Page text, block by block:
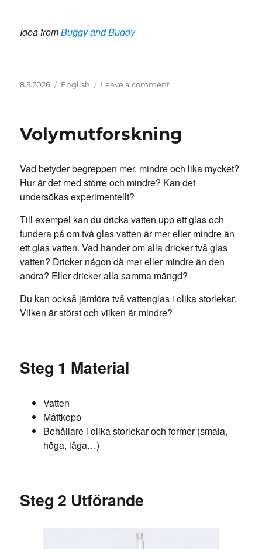
Idea fromBuggy and Buddy
Posted
8.5.2026 Categories
English Leave a commenton
hear
outside?
Volymutforskning
Vad betyder begreppen mer, mindre och lika mycket?
Hur är det med större och mindre? Kan det
undersökas experimentellt?
Till exempel kan du dricka vatten upp ett glas och
fundera på om två glas vatten är mer eller mindre än
ett glas vatten. Vad händer om alla dricker två glas
vatten? Dricker någon då mer eller mindre än den
andra? Eller dricker alla samma mängd?
Du kan också jämföra två vattenglas i olika storlekar.
Vilken är störst och vilken är mindre?
Steg 1 Material
Vatten
Måttkopp
Behållare i olika storlekar och former (smala,
höga, låga…)
Steg 2 Utförande